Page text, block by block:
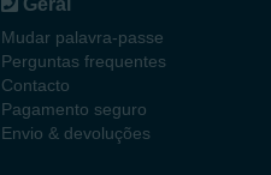
Mudar palavra-passe
Perguntas frequentes
Contacto
Pagamento seguro
Envio & devoluções